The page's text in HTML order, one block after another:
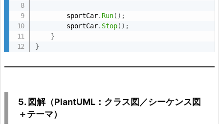
e の
使
        sportCar
. Run( ) ;
        sportCar
. Stop( ) ;
}
}
5. 図解（PlantUML：クラス図／シーケンス図
＋テーマ）